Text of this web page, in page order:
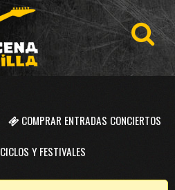
COMPRAR ENTRADAS CONCIERTOS
CICLOS Y FESTIVALES